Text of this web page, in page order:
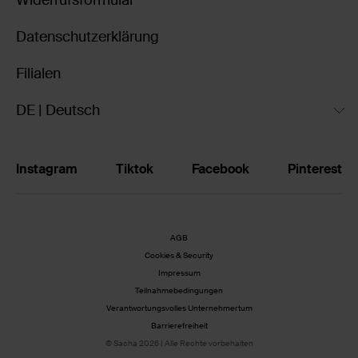
Datenschutzerklärung
Filialen
DE | Deutsch
Instagram Tiktok Facebook Pinterest
AGB
Cookies & Security
Impressum
Teilnahmebedingungen
Verantwortungsvolles Unternehmertum
Barrierefreiheit
© Sacha 2026 | Alle Rechte vorbehalten